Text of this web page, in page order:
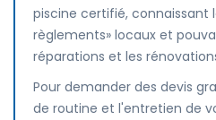
piscine certifié, connaissant
règlements» locaux et
réparations et les
Pour demander des devis
de routine et l'entretien de